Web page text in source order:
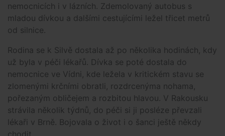
nemocnicích i v lázních. Zdemolovaný autobus s
mladou dívkou a dalšími cestujícími ležel třicet metrů
od silnice.
Rodina se k Silvě dostala až po několika hodinách, kdy
už byla v péči lékařů. Dívka se poté dostala do
nemocnice ve Vídni, kde ležela v kritickém stavu se
zlomenými krčními obratli, rozdrcenýma nohama,
pořezaným obličejem a rozbitou hlavou. V Rakousku
strávila několik týdnů, do péči si ji posléze převzali
lékaři v Brně. Bojovala o život i o šanci ještě někdy
chodit.